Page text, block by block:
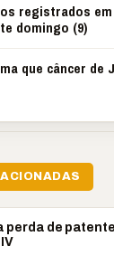
registrados
domingo (9)
que câncer de
perda de